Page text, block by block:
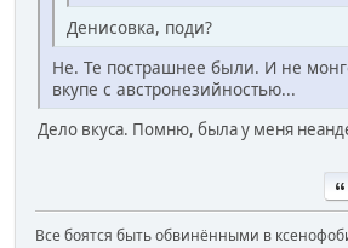
Денисовка, поди?
Не. Те пострашнее были. И не
вкупе с австронезийностью...
Дело вкуса. Помню, была у меня
Все боятся быть обвинёнными в